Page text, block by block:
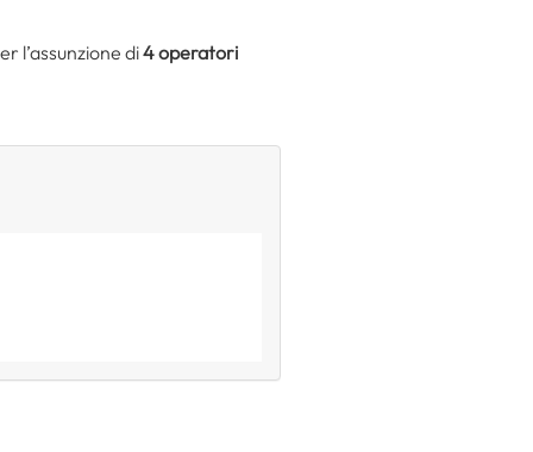
l’assunzione di4 operatori